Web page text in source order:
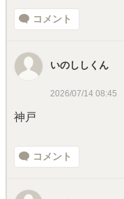
コメント
いのししくん
2026/07/14 08:45
神戸
コメント